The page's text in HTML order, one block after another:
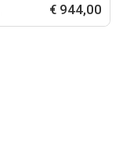
€ 944,00